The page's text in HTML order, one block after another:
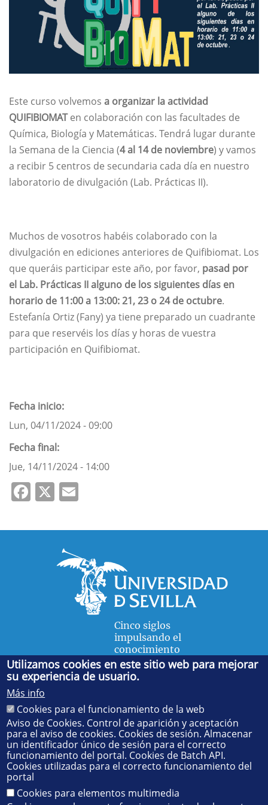
Este curso volvemos a organizar la actividad
QUIFIBIOMATen colaboración con las facultades de
Química, Biología y Matemáticas. Tendrá lugar durante
la Semana de la Ciencia (4 al 14 de noviembre) y vamos
a recibir 5 centros de secundaria cada día en nuestro
laboratorio de divulgación (Lab. Prácticas II).
Muchos de vosotros habéis colaborado con la
divulgación en ediciones anteriores de Quifibiomat. Los
que queráis participar este año, por favor, pasad por
el Lab. Prácticas II alguno de los siguientes días en
horario de 11:00 a 13:00:21, 23 o 24 de octubre.
Estefanía Ortiz (Fany) ya tiene preparado un cuadrante
para que reservéis los días y horas de vuestra
participación en Quifibiomat.
Fecha inicio
Lun, 04/11/2024 - 09:00
Fecha final
Jue, 14/11/2024 - 14:00
Facebook
X
Cinco siglos
impulsando el
conocimiento
FACULTAD DE FÍSICA
Avda. de la Reina Mercedes, s/n. 41012 Sevilla. Tel.:
55 28 91. Administración:administradorfisica@us.es
Secretaría:jsecfisi@us.es- Decanato:ffisaog@us.es
Utilizamos cookies en este sitio web para mejorar
su experiencia de usuario.
Más info
Cookies para el funcionamiento de la web
Aviso de Cookies. Control de aparición y aceptación
para el aviso de cookies. Cookies de sesión. Almacenar
un identificador único de sesión para el correcto
funcionamiento del portal. Cookies de Batch API.
Cookies utilizadas para el correcto funcionamiento del
portal
Cookies para elementos multimedia